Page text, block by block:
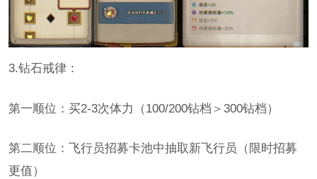
3.钻石戒律：
第一顺位：买2-3次体力（100/200钻档＞300钻档）
第二顺位：飞行员招募卡池中抽取新飞行员（限时招募
更值）